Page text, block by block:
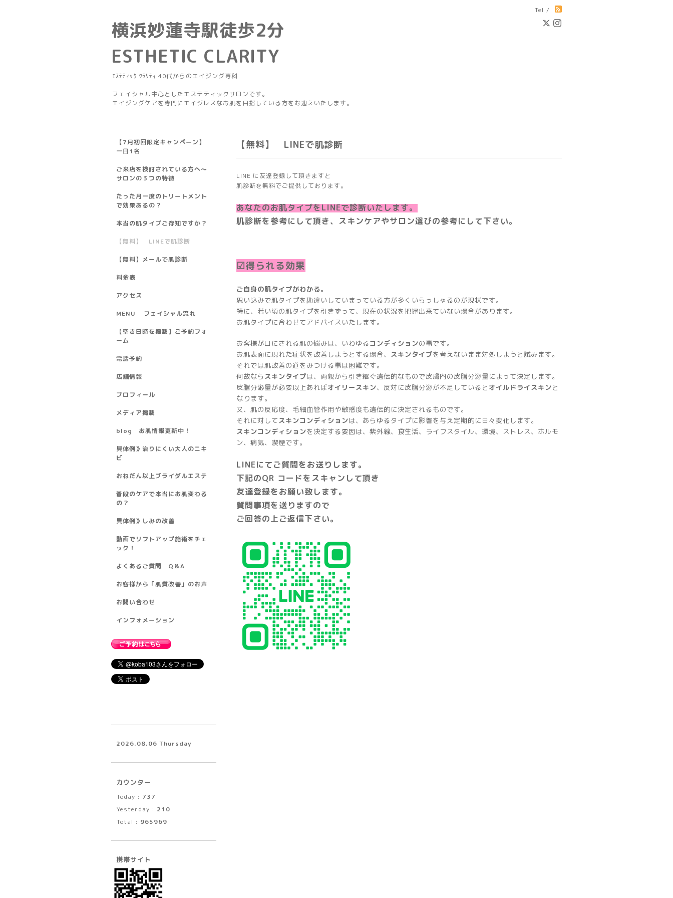
Tel /
横浜妙蓮寺駅徒歩2分
ESTHETIC CLARITY
ｴｽﾃﾃｨｯｸ ｸﾗﾘﾃｨ 40代からのエイジング専科
フェイシャル中心としたエステティックサロンです。
エイジングケアを専門にエイジレスなお肌を目指している方をお迎えいたします。
【無料】 LINEで肌診断
LINE に友達登録して頂きますと
肌診断を無料でご提供しております。
あなたのお肌タイプをLINEで診断いたします。
肌診断を参考にして頂き、スキンケアやサロン選びの参考にして下さい。
☑得られる効果
ご自身の肌タイプがわかる。
思い込みで肌タイプを勘違いしていまっている方が多くいらっしゃるのが現状です。
特に、若い頃の肌タイプを引きずって、現在の状況を把握出来ていない場合があります。
お肌タイプに合わせてアドバイスいたします。
お客様が口にされる肌の悩みは、いわゆるコンディションの事です。
お肌表面に現れた症状を改善しようとする場合、 スキンタイプを考えないまま対処しようと試みます。
それでは肌改善の道をみつける事は困難です。
何故なら スキンタイプは、両親から引き継ぐ遺伝的なもので皮膚内の皮脂分泌量によって決定します。
皮脂分泌量が必要以上あればオイリースキン、反対に皮脂分泌が不足していると オイルドライスキンと
なります。
又、肌の反応度、毛細血管作用や敏感度も遺伝的に決定されるものです。
それに対してスキンコンディションは、あらゆるタイプに影響を与え定期的に日々変化します。
スキンコンディションを決定する要因は、紫外線、食生活、ライフスタイル、環境、ストレス、ホルモ
ン、病気、喫煙です。
LINEにてご質問をお送りします。
下記のQR コードをスキャンして頂き
友達登録をお願い致します。
質問事項を送りますので
ご回答の上ご返信下さい。
【7月初回限定キャンペーン】
一日1名
ご来店を検討されている方へ～
サロンの３つの特徴
たった月一度のトリートメント
で効果あるの？
本当の肌タイプご存知ですか？
【無料】 LINEで肌診断
【無料】メールで肌診断
料金表
アクセス
MENU フェイシャル流れ
【空き日時を掲載】ご予約フォ
ーム
電話予約
店舗情報
プロフィール
メディア掲載
blog お肌情報更新中！
具体例》治りにくい大人のニキ
ビ
おねだん以上ブライダルエステ
普段のケアで本当にお肌変わる
の？
具体例》しみの改善
動画でリフトアップ施術をチェ
ック！
よくあるご質問 Q＆A
お客様から「肌質改善」のお声
お問い合わせ
インフォメーション
2026.08.06 Thursday
カウンター
Today : 737
Yesterday : 210
Total : 965969
携帯サイト